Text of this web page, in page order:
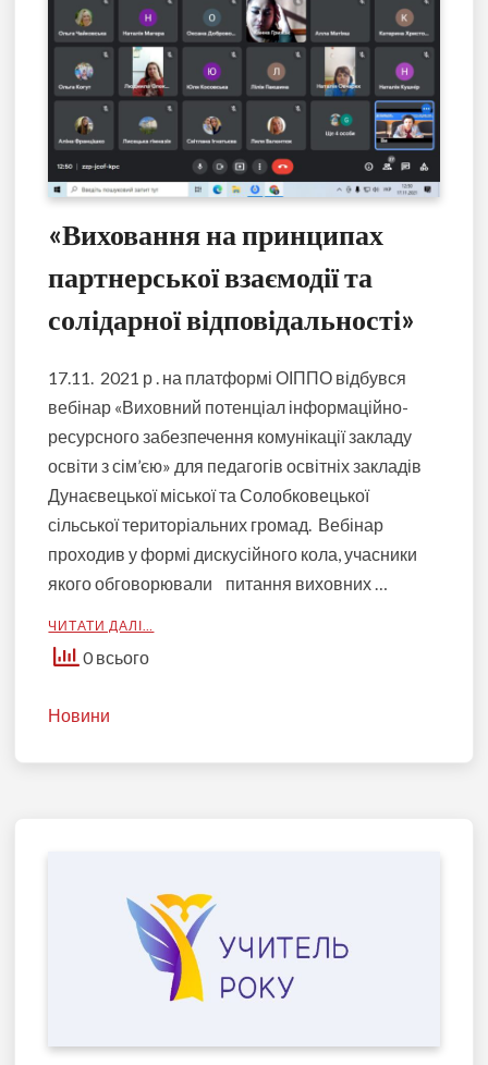
«Виховання на принципах
партнерської взаємодії та
солідарної відповідальності»
17.11. 2021 р . на платформі ОІППО відбувся
вебінар «Виховний потенціал інформаційно-
ресурсного забезпечення комунікації закладу
освіти з сім’єю» для педагогів освітніх закладів
Дунаєвецької міської та Солобковецької
сільської територіальних громад. Вебінар
проходив у формі дискусійного кола, учасники
якого обговорювали питання виховних …
ЧИТАТИ ДАЛІ…
0 всього
Новини